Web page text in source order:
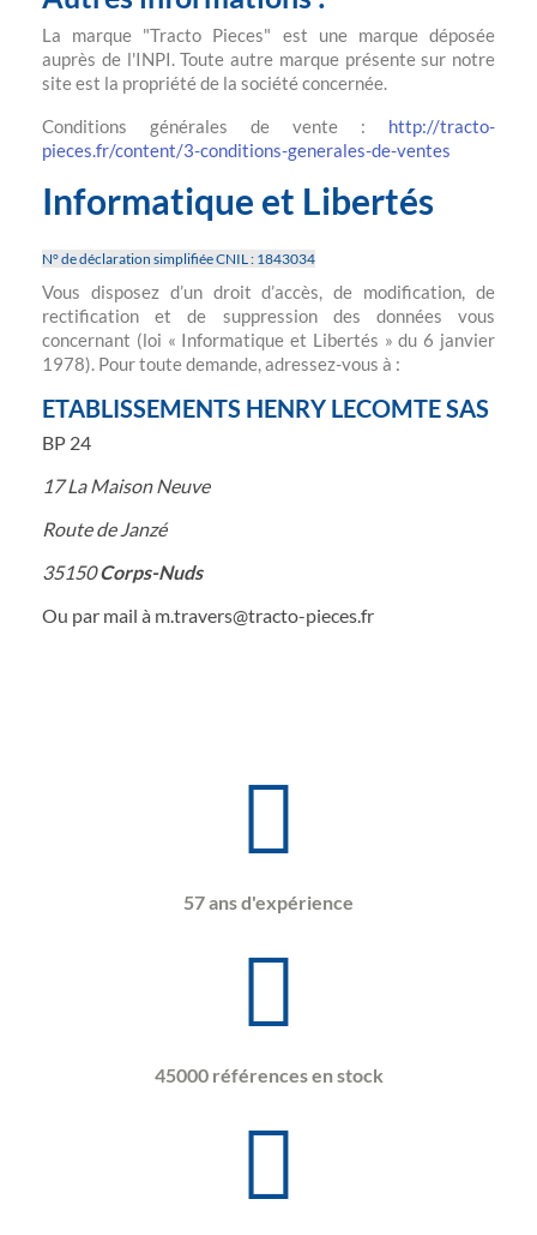
La marque "Tracto Pieces" est une marque déposée
auprès de l'INPI.Toute autre marque présente sur notre
site est la propriété de la société concernée.
Conditions générales de vente : http://tracto-
pieces.fr/content/3-conditions-generales-de-ventes
Informatique et Libertés
N° de déclaration simplifiée CNIL : 1843034
Vous disposez d’un droit d’accès, de modification, de
rectification et de suppression des données vous
concernant (loi « Informatique et Libertés » du 6 janvier
1978). Pour toute demande, adressez-vous à :
ETABLISSEMENTS HENRY LECOMTE SAS
BP 24
17 La Maison Neuve
Route de Janzé
35150Corps-Nuds
Ou par mail à m.travers@tracto-pieces.fr
57 ans d'expérience
45000 références en stock